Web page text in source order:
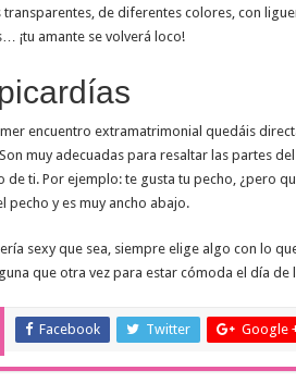
transparentes, de diferentes colores, con
¡tu amante se volverá loco!
encuentro extramatrimonial quedáis
muy adecuadas para resaltar las partes
de ti. Por ejemplo: te gusta tu pecho, ¿pero
pecho y es muy ancho abajo.
sexy que sea, siempre elige algo con lo
que otra vez para estar cómoda el día de
Facebook Twitter Google